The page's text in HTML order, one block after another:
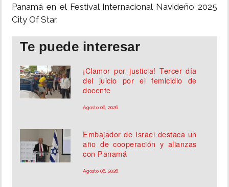
Panamá en el Festival Internacional Navideño 2025
City Of Star.
Te puede interesar
¡Clamor por justicia! Tercer día
del juicio por el femicidio de
docente
Agosto 06, 2026
Embajador de Israel destaca un
año de cooperación y alianzas
con Panamá
Agosto 06, 2026